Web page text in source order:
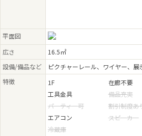
2025.08.06 - 2025.08.10
『鎮魂の花火「白菊」 長岡の花火がつなぐシベリ
2025.07.30 - 2025.08.03
「優しい魔法使い」遠藤明佳里油絵展示
2025.07.16 - 2025.07.27
ミャンマー救援チャリティー写真展 Pray for
2025.06.25 - 2025.06.29
22世紀の浮世絵 HIBO展
平面図
広さ
16.5㎡
設備/備品など
ピクチャーレール、ワイヤー、展
特徴
1F 在廊不要
工具金具
備品充実
パーティー可
割引制度あ
エアコン
スピーカー
冷蔵庫